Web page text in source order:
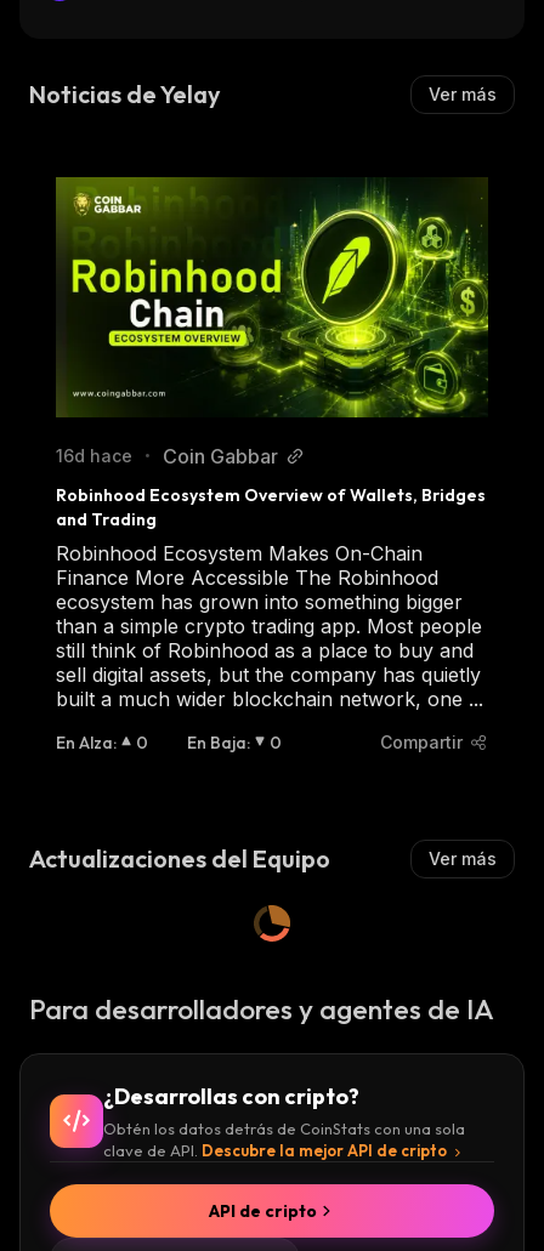
Noticias de Yelay Ver más
16d hace • Coin Gabbar
Robinhood Ecosystem Overview of Wallets, Bridges
and Trading
Robinhood Ecosystem Makes On-Chain
Finance More Accessible The Robinhood
ecosystem has grown into something bigger
than a simple crypto trading app. Most people
still think of Robinhood as a place to buy and
sell digital assets, but the company has quietly
built a much wider blockchain network, one ...
En Alza: 0 En Baja: 0 Compartir
Actualizaciones del Equipo Ver más
Para desarrolladores y agentes de IA
¿Desarrollas con cripto?
Obtén los datos detrás de CoinStats con una sola
clave de API. Descubre la mejor API de cripto
API de cripto